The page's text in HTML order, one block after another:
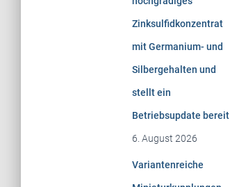
Zinksulfidkonzentrat
mit Germanium- und
Silbergehalten und
stellt ein
Betriebsupdate bereit
6. August 2026
Variantenreiche